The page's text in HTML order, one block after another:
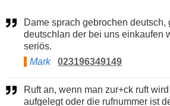
Dame sprach gebrochen deutsch, großhändler aus
deutschlan der bei uns einkaufen
seriös.
Mark
023196349149
Ruft an, wenn man zur+ck ruft wird entweder einfach
aufgelegt oder die rufnummer ist